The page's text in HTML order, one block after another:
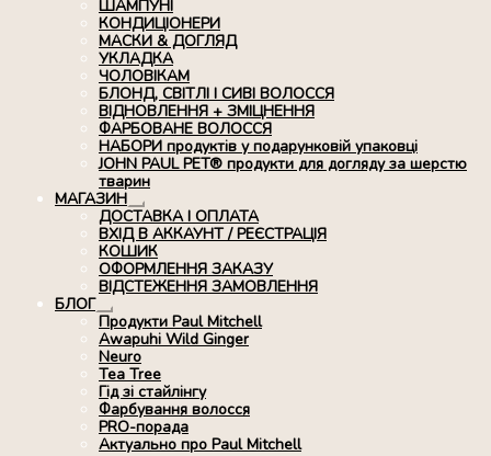
ШАМПУНІ
КОНДИЦІОНЕРИ
МАСКИ & ДОГЛЯД
УКЛАДКА
ЧОЛОВІКАМ
БЛОНД, СВІТЛІ І СИВІ ВОЛОССЯ
ВІДНОВЛЕННЯ + ЗМІЦНЕННЯ
ФАРБОВАНЕ ВОЛОССЯ
НАБОРИ продуктів у подарунковій упаковці
JOHN PAUL PET® продукти для догляду за шерстю
тварин
МАГАЗИН
Розгорнуте
вкладене
меню
ДОСТАВКА І ОПЛАТА
ВХІД В АККАУНТ / РЕЄСТРАЦІЯ
КОШИК
ОФОРМЛЕННЯ ЗАКАЗУ
ВІДСТЕЖЕННЯ ЗАМОВЛЕННЯ
БЛОГ
Розгорнуте
вкладене
меню
Продукти Paul Mitchell
Awapuhi Wild Ginger
Neuro
Tea Tree
Гід зі стайлінгу
Фарбування волосся
PRO-порада
Актуально про Paul Mitchell